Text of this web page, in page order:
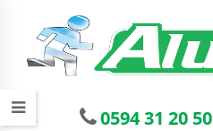
0594 31 20 50